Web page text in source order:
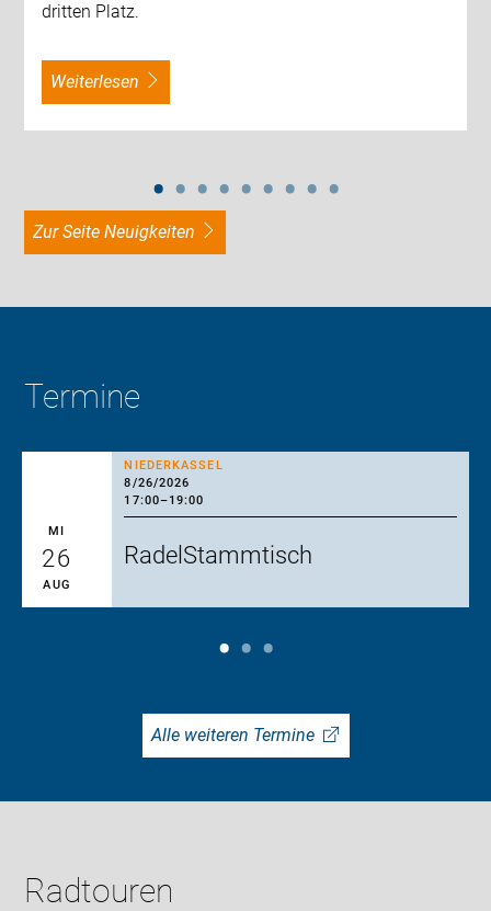
dritten Platz.
weiterlesen
zur Seite Neuigkeiten
Termine
NIEDERKASSEL
8/26/2026
17:00–19:00
MI
26
AUG
RadelStammtisch
Alle weiteren Termine
Radtouren